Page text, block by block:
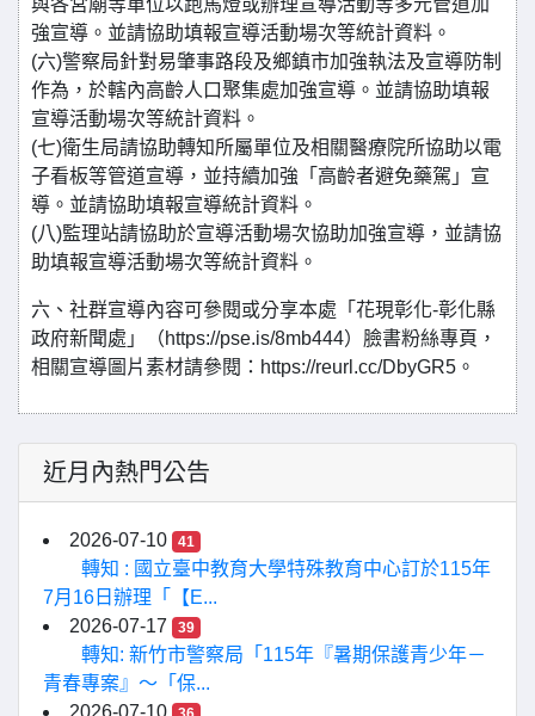
與各宮廟等單位以跑馬燈或辦理宣導活動等多元管道加
強宣導。並請協助填報宣導活動場次等統計資料。
(六)警察局針對易肇事路段及鄉鎮市加強執法及宣導防制
作為，於轄內高齡人口聚集處加強宣導。並請協助填報
宣導活動場次等統計資料。
(七)衛生局請協助轉知所屬單位及相關醫療院所協助以電
子看板等管道宣導，並持續加強「高齡者避免藥駕」宣
導。並請協助填報宣導統計資料。
(八)監理站請協助於宣導活動場次協助加強宣導，並請協
助填報宣導活動場次等統計資料。
六、社群宣導內容可參閱或分享本處「花現彰化-彰化縣
政府新聞處」（https://pse.is/8mb444）臉書粉絲專頁，
相關宣導圖片素材請參閱：https://reurl.cc/DbyGR5。
近月內熱門公告
2026-07-10 41
轉知 : 國立臺中教育大學特殊教育中心訂於115年
7月16日辦理「【E...
2026-07-17
39
轉知: 新竹市警察局「115年『暑期保護青少年－
青春專案』〜「保...
2026-07-10